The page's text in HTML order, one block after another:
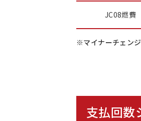
JC08燃費
※マイナーチェン
支払回数